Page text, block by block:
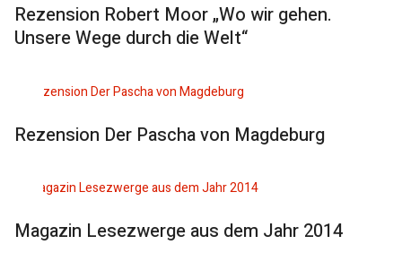
Rezension Robert Moor „Wo wir gehen.
Unsere Wege durch die Welt“
Rezension Der Pascha von Magdeburg
Magazin Lesezwerge aus dem Jahr 2014